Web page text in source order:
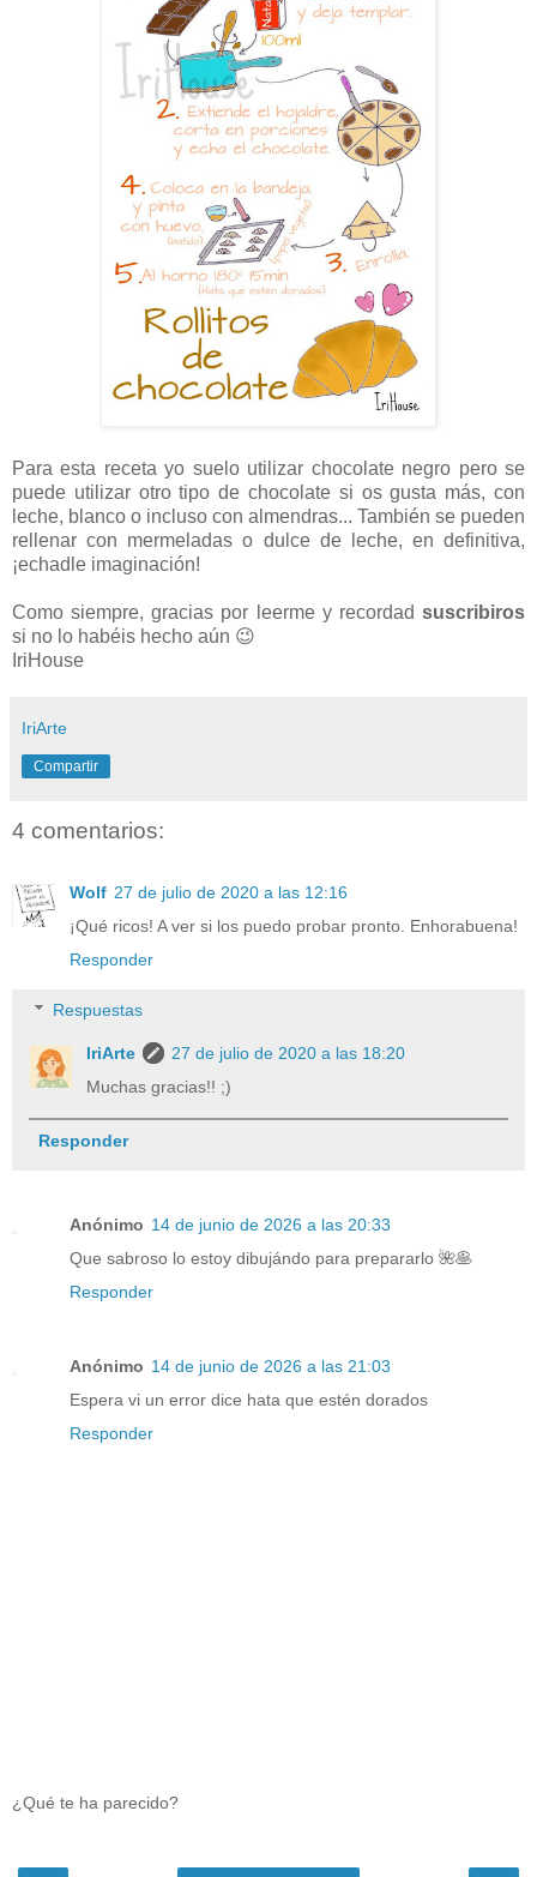
Para esta receta yo suelo utilizar chocolate negro pero se
puede utilizar otro tipo de chocolate si os gusta más, con
leche, blanco o incluso con almendras... También se pueden
rellenar con mermeladas o dulce de leche, en definitiva,
¡echadle imaginación!
Como siempre, gracias por leerme y recordad suscribiros
si no lo habéis hecho aún 😉
IriHouse
IriArte
Compartir
4 comentarios:
Wolf 27 de julio de 2020 a las 12:16
¡Qué ricos! A ver si los puedo probar pronto. Enhorabuena!
Responder
Respuestas
IriArte
27 de julio de 2020 a las 18:20
Muchas gracias!! ;)
Responder
Anónimo 14 de junio de 2026 a las 20:33
Que sabroso lo estoy dibujándo para prepararlo 🌺🥞
Responder
Anónimo 14 de junio de 2026 a las 21:03
Espera vi un error dice hata que estén dorados
Responder
¿Qué te ha parecido?